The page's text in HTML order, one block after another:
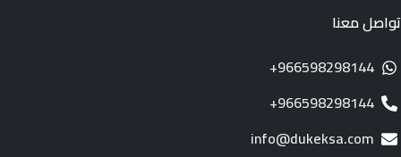
تواصل معنا
966598298144+
966598298144+
info@dukeksa.com